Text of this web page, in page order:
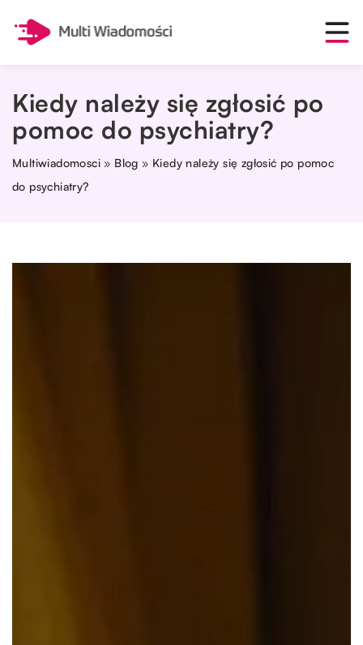
Kiedy należy się zgłosić po
pomoc do psychiatry?
Multiwiadomosci » Blog » Kiedy należy się zgłosić po pomoc
do psychiatry?